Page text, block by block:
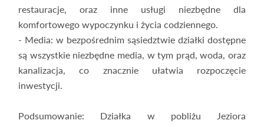
restauracje, oraz inne usługi niezbędne dla
komfortowego wypoczynku i życia codziennego.
- Media: w bezpośrednim sąsiedztwie działki dostępne
są wszystkie niezbędne media, w tym prąd, woda, oraz
kanalizacja, co znacznie ułatwia rozpoczęcie
inwestycji.
Podsumowanie: Działka w pobliżu Jeziora